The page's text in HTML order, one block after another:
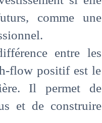
comme une
entre les
flow positif est le
Il permet de
et de construire